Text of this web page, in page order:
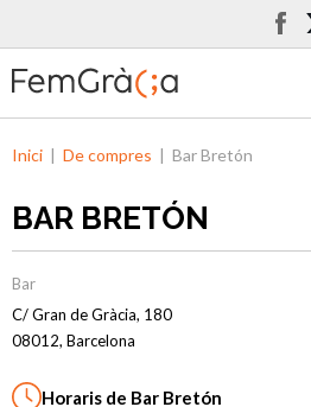
Inici | De compres | Bar Bretón
BAR BRETÓN
Bar
C/ Gran de Gràcia, 180
08012, Barcelona
Horaris de Bar Bretón